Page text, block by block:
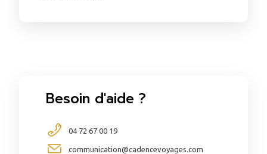
Besoin d'aide ?
04 72 67 00 19
communication@cadencevoyages.com